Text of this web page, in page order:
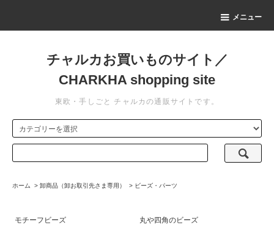
メニュー
チャルカお買いものサイト／
CHARKHA shopping site
東欧・手しごと チャルカの通販サイトです。
ホーム > 卸商品（卸お取引先さま専用） > ビーズ・パーツ
モチーフビーズ
丸や四角のビーズ